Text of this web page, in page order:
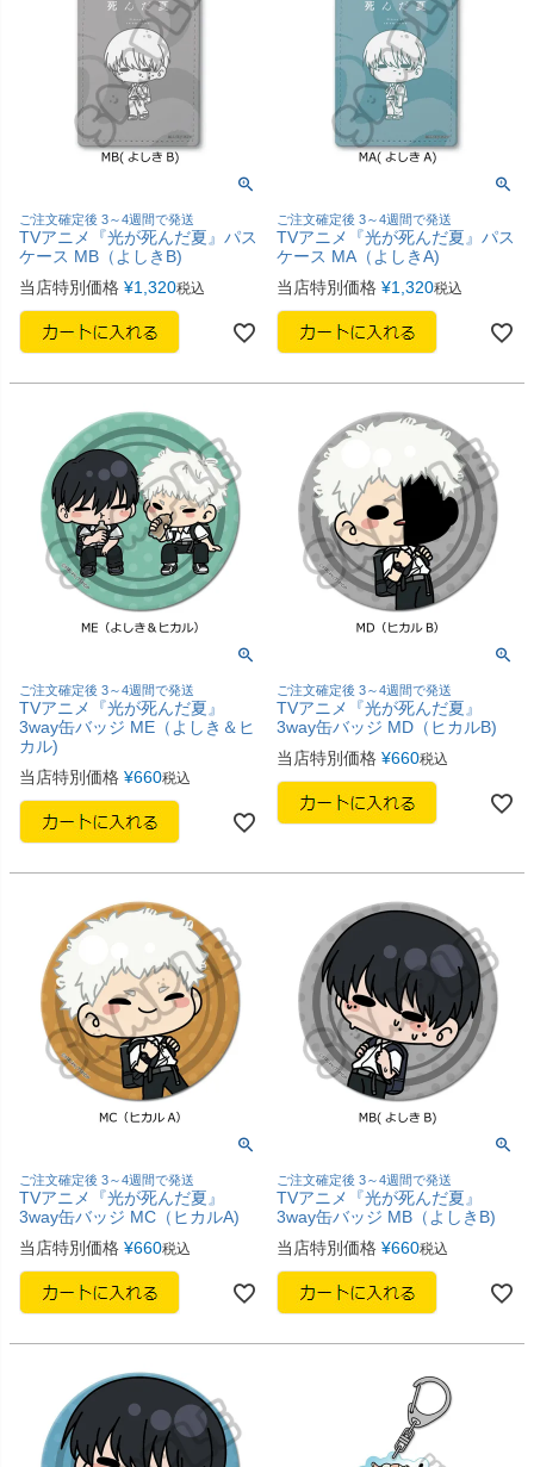
ご注文確定後 3～4週間で発送
TVアニメ『光が死んだ夏』パス
ケース MB（よしきB)
当店特別価格 ¥1,320税込
ご注文確定後 3～4週間で発送
TVアニメ『光が死んだ夏』パス
ケース MA（よしきA)
当店特別価格 ¥1,320税込
ご注文確定後 3～4週間で発送
TVアニメ『光が死んだ夏』
3way缶バッジ ME（よしき＆ヒ
カル)
当店特別価格 ¥660税込
ご注文確定後 3～4週間で発送
TVアニメ『光が死んだ夏』
3way缶バッジ MD（ヒカルB)
当店特別価格 ¥660税込
ご注文確定後 3～4週間で発送
TVアニメ『光が死んだ夏』
3way缶バッジ MC（ヒカルA)
当店特別価格 ¥660税込
ご注文確定後 3～4週間で発送
TVアニメ『光が死んだ夏』
3way缶バッジ MB（よしきB)
当店特別価格 ¥660税込